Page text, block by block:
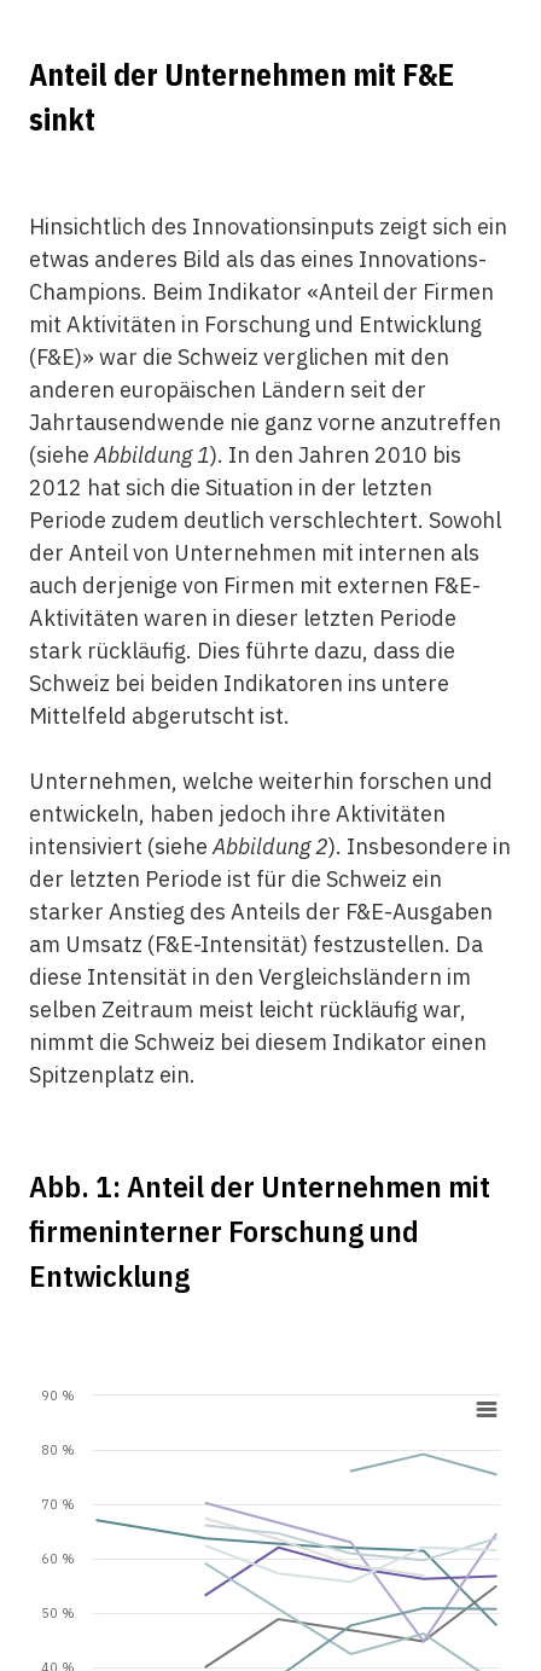
Anteil der Unternehmen mit F&E
sinkt
Hinsichtlich des Innovationsinputs zeigt sich ein
etwas anderes Bild als das eines Innovations-
Champions. Beim Indikator «Anteil der Firmen
mit Aktivitäten in Forschung und Entwicklung
(F&E)» war die Schweiz verglichen mit den
anderen europäischen Ländern seit der
Jahrtausendwende nie ganz vorne anzutreffen
(sieheAbbildung 1). In den Jahren 2010 bis
2012 hat sich die Situation in der letzten
Periode zudem deutlich verschlechtert. Sowohl
der Anteil von Unternehmen mit internen als
auch derjenige von Firmen mit externen F&E-
Aktivitäten waren in dieser letzten Periode
stark rückläufig. Dies führte dazu, dass die
Schweiz bei beiden Indikatoren ins untere
Mittelfeld abgerutscht ist.
Unternehmen, welche weiterhin forschen und
entwickeln, haben jedoch ihre Aktivitäten
intensiviert (sieheAbbildung 2). Insbesondere in
der letzten Periode ist für die Schweiz ein
starker Anstieg des Anteils der F&E-Ausgaben
am Umsatz (F&E-Intensität) festzustellen. Da
diese Intensität in den Vergleichsländern im
selben Zeitraum meist leicht rückläufig war,
nimmt die Schweiz bei diesem Indikator einen
Spitzenplatz ein.
Abb. 1: Anteil der Unternehmen mit
firmeninterner Forschung und
Entwicklung
50 %
60 %
70 %
80 %
90 %